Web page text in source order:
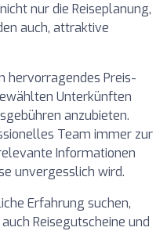
nur die Reiseplanung,
auch, attraktive
hervorragendes Preis-
Unterkünften
anzubieten.
Team immer zur
Informationen
unvergesslich wird.
Erfahrung suchen,
Reisegutscheine und